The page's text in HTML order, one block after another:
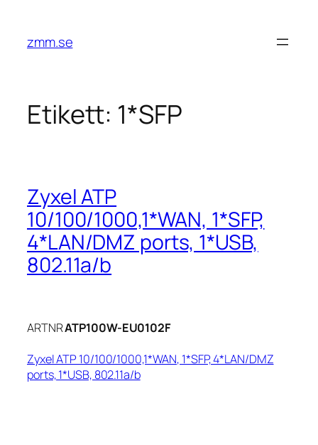
innehåll
zmm.se
Etikett: 1*SFP
Zyxel ATP
10/100/1000,1*WAN, 1*SFP,
4*LAN/DMZ ports, 1*USB,
802.11a/b
ARTNRATP100W-EU0102F
Zyxel ATP 10/100/1000,1*WAN, 1*SFP, 4*LAN/DMZ
ports, 1*USB, 802.11a/b